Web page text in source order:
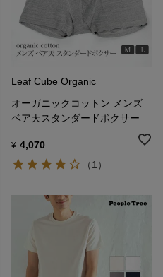
Leaf Cube Organic
オーガニックコットン メンズ
ベア天スタンダードボクサー
¥ 4,070
（1）